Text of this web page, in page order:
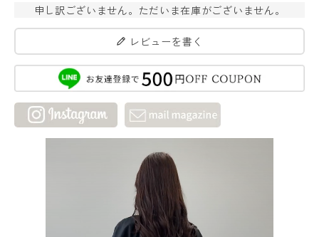
申し訳ございません。ただいま在庫がございません。
レビューを書く